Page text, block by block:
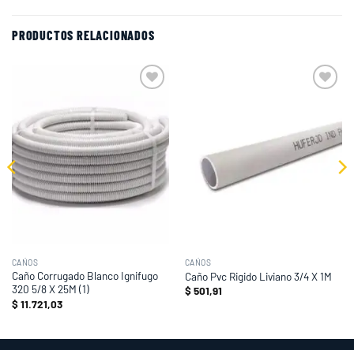
PRODUCTOS RELACIONADOS
wishlist
CAÑOS
Caño Corrugado Blanco Ignifugo
320 5/8 X 25M (1)
$11.721,03
CAÑOS
Caño Pvc Rigido Liviano 3/4 X 1M
$501,91